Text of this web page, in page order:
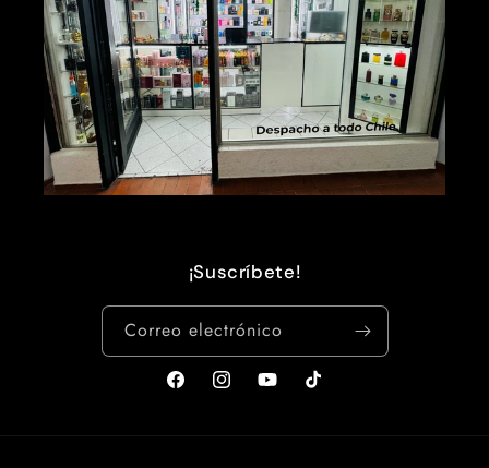
¡Suscríbete!
Correo electrónico
FacebookInstagramYouTubeTikTok